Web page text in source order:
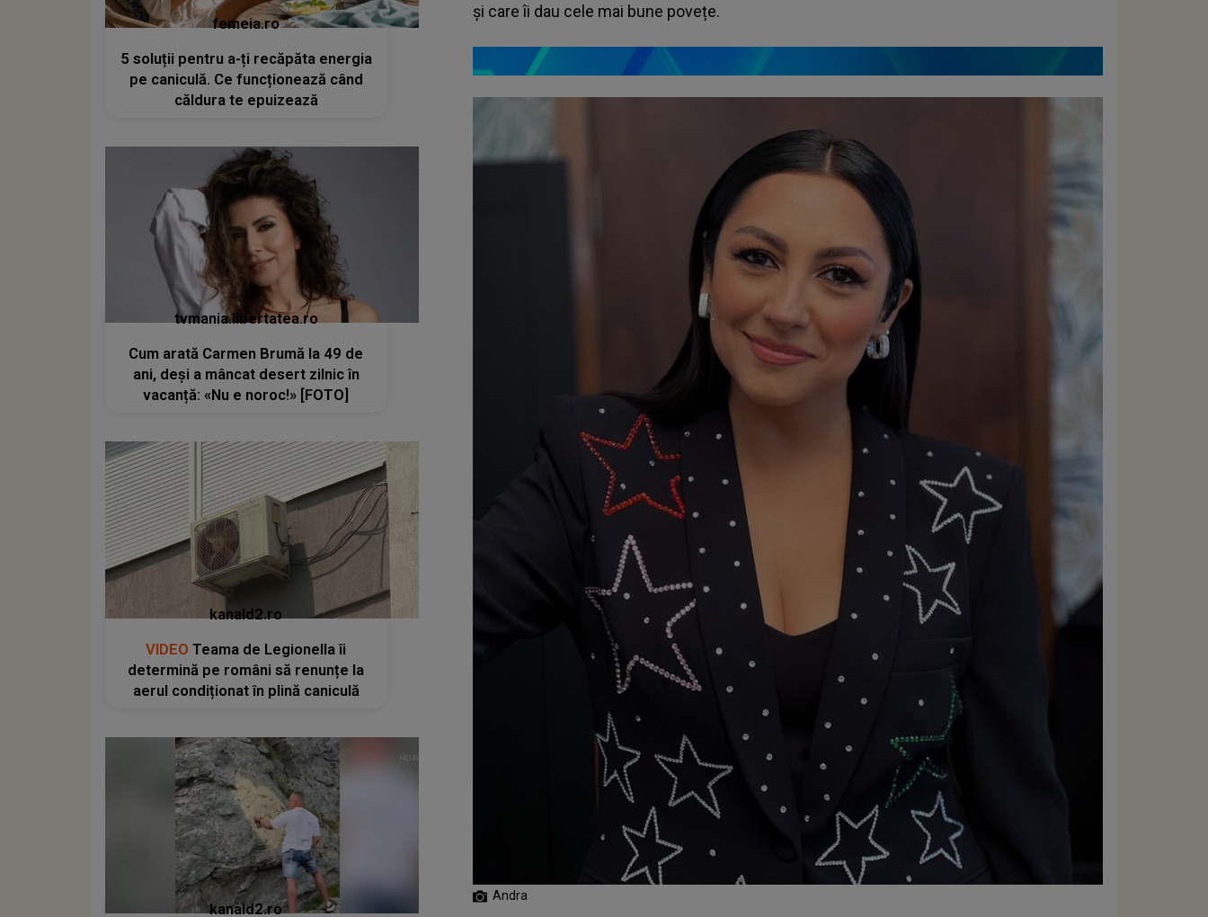
și care îi dau cele mai bune povețe.
Andra
femeia.ro
5 soluții pentru a-ți recăpăta energia
pe caniculă. Ce funcționează când
căldura te epuizează
tvmania.libertatea.ro
Cum arată Carmen Brumă la 49 de
ani, deși a mâncat desert zilnic în
vacanță: «Nu e noroc!» [FOTO]
kanald2.ro
VIDEO Teama de Legionella îi
determină pe români să renunțe la
aerul condiționat în plină caniculă
kanald2.ro